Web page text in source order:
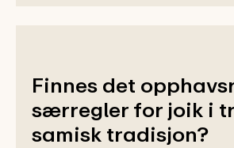
Finnes det
særregler for joik i
samisk tradisjon?